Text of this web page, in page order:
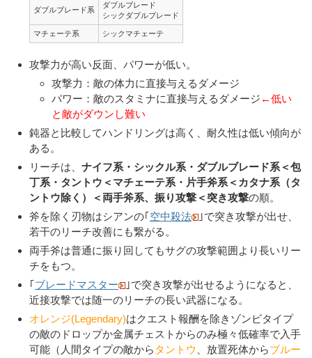
ダブルブレード系
ダブルブレード
シックダブルブレード
マチェーテ系 シックマチェーテ
攻撃力が高い反面、パワーが低い。
攻撃力：敵の体力に直接与えるダメージ
パワー：敵のスタミナに直接与えるダメージ ←低い
と敵がダウンし難い
鈍器と比較してハンドリングは高く、耐久性は低い傾向が
ある。
リーチは、 ナイフ系・シックル系・ダブルブレード系＜包
丁系・タントウ＜マチェーテ系・片手斧系＜カタナ系（タ
ントウ除く）＜両手斧系、振り攻撃＜突き攻撃の順。
斧を除く刃物はシアンの｢空中殺法
｣で突き攻撃が出せ、
若干のリーチ改善にも繋がる。
両手斧は普通に振り回してもサグの攻撃範囲より長いリー
チをもつ。
｢ブレードマスター
｣で突き攻撃が出せるようになると、
近接攻撃では随一のリーチの長い武器になる。
オレンジ(Legendary)はクエスト報酬を除きゾンビタイプ
の敵のドロップか金属チェストからのみ極々低確率で入手
可能（人間タイプの敵から タントウ 、放置死体からブルー